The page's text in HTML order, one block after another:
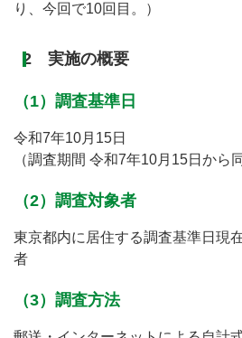
り、今回で10回目。）
2 実施の概要
（1）調査基準日
令和7年10月15日
（調査期間 令和7年10月15日から
（2）調査対象者
東京都内に居住する調査基準日現
者
（3）調査方法